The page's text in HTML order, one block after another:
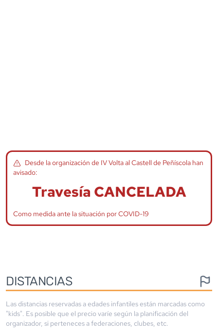
Desde la organización de IV Volta al Castell de Peñíscola han
avisado:
Travesía CANCELADA
Como medida ante la situación por COVID-19
DISTANCIAS
Las distancias reservadas a edades infantiles están marcadas como
"kids". Es posible que el precio varíe según la planificación del
organizador, si perteneces a federaciones, clubes, etc.